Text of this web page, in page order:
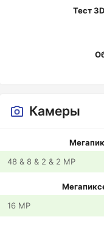
Тест
Камеры
48 & 8 & 2 & 2 MP
16 MP